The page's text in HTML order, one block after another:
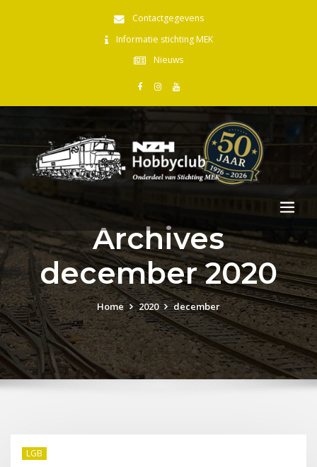
Contactgegevens
Informatie stichting MEK
Nieuws
Archives
december 2020
Home 2020 december
LGB